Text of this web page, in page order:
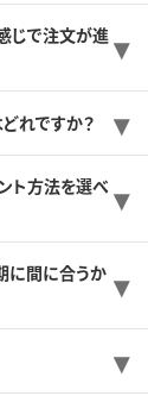
じで注文が進
れですか？
ト方法を選べ
に間に合うか